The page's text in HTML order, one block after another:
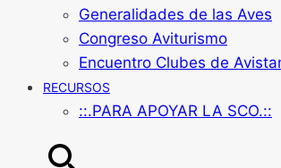
Generalidades de las Aves
Congreso Aviturismo
Encuentro Clubes de
RECURSOS
::.PARA APOYAR LA SCO.::